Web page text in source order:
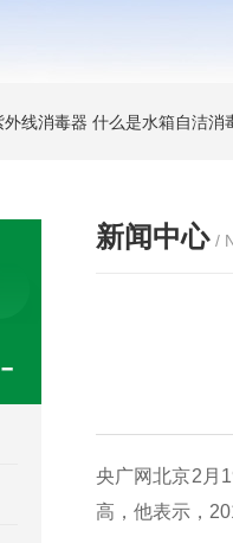
线消毒器 什么是水箱自洁消
新闻中心 /
央广网北京2 月
高，他表示，